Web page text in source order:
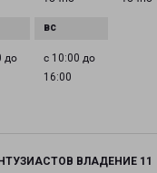
до
с 10:00 до
16:00
ВЛАДЕНИЕ 11